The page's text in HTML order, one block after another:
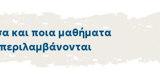
και ποια μαθήματα
περιλαμβάνονται